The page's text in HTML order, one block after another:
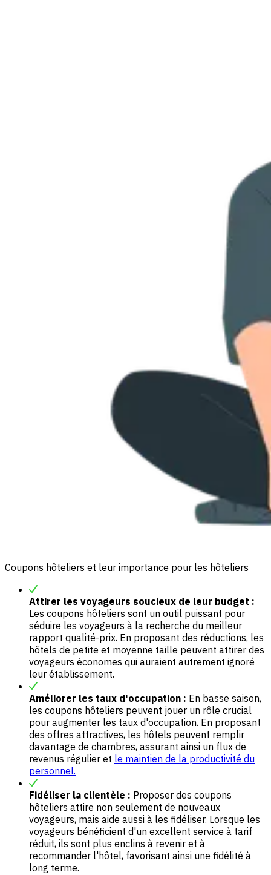
Coupons hôteliers et leur importance pour les hôteliers
Attirer les voyageurs soucieux de leur budget :
Les coupons hôteliers sont un outil puissant pour
séduire les voyageurs à la recherche du meilleur
rapport qualité-prix. En proposant des réductions, les
hôtels de petite et moyenne taille peuvent attirer des
voyageurs économes qui auraient autrement ignoré
leur établissement.
Améliorer les taux d'occupation : En basse saison,
les coupons hôteliers peuvent jouer un rôle crucial
pour augmenter les taux d'occupation. En proposant
des offres attractives, les hôtels peuvent remplir
davantage de chambres, assurant ainsi un flux de
revenus régulier et le maintien de la productivité du
personnel.
Fidéliser la clientèle : Proposer des coupons
hôteliers attire non seulement de nouveaux
voyageurs, mais aide aussi à les fidéliser. Lorsque les
voyageurs bénéficient d'un excellent service à tarif
réduit, ils sont plus enclins à revenir et à
recommander l'hôtel, favorisant ainsi une fidélité à
long terme.